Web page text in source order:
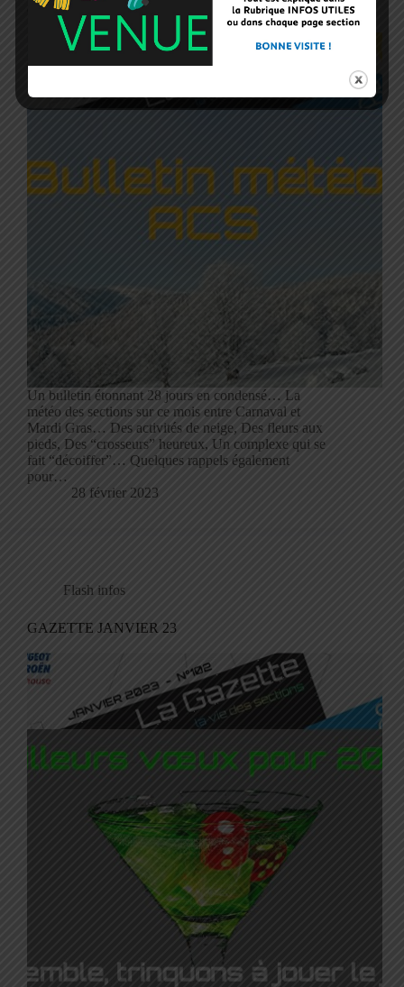
GAZETTE FEVRIER
Un bulletin étonnant 28 jours en condensé… La
météo des sections sur ce mois entre Carnaval et
Mardi Gras… Des activités de neige, Des fleurs aux
pieds, Des “crosseurs” heureux, Un complexe qui se
fait “décoiffer”… Quelques rappels également
pour…
28 février 2023
Flash infos
GAZETTE JANVIER 23